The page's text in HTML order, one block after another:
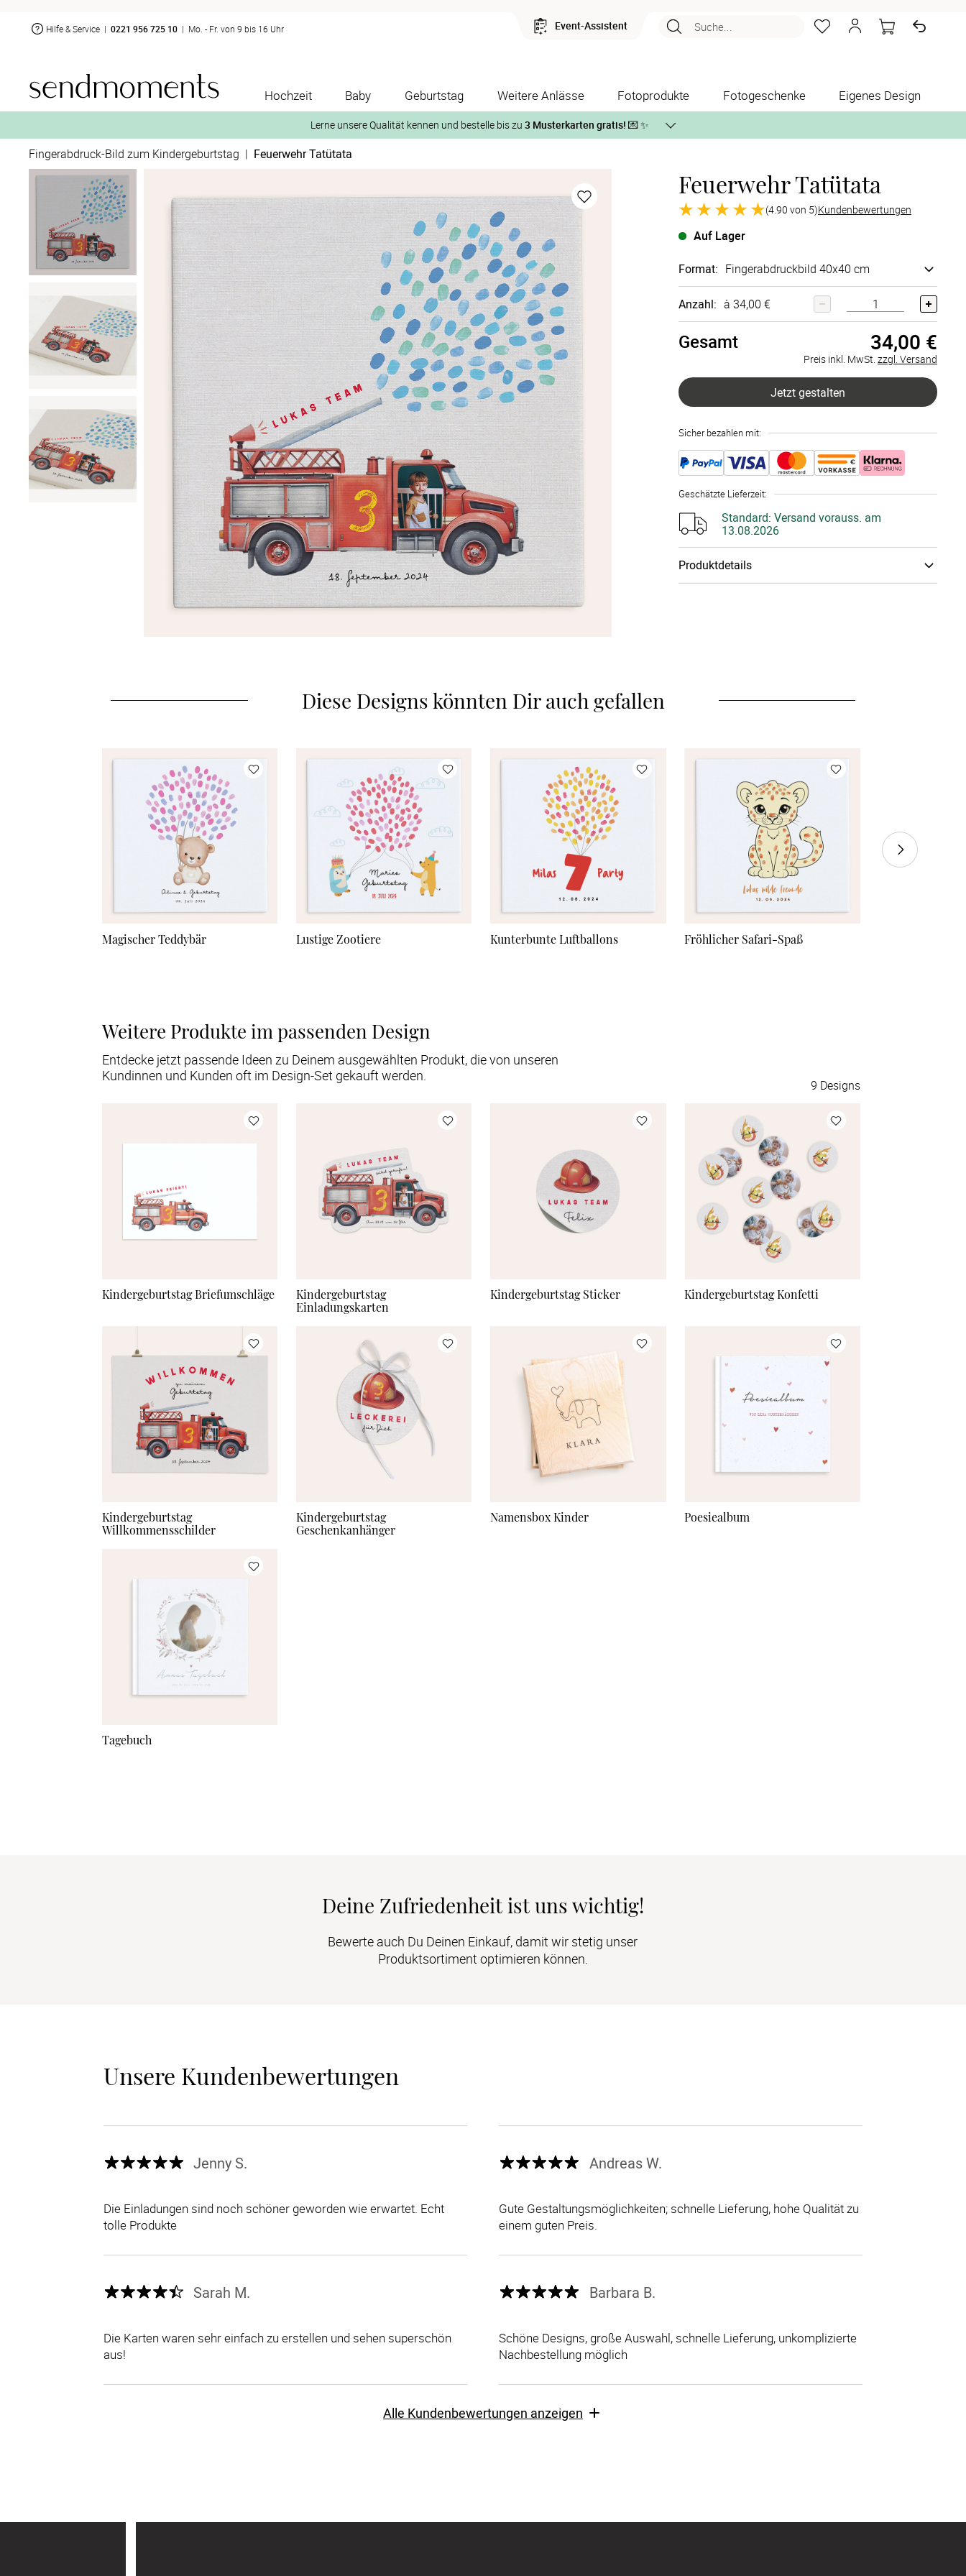
Hilfe & Service | 0221 956 725 10 | Mo. - Fr. von 9 bis 16 Uhr Event-Assistent Suche...
Hochzeit Baby Geburtstag Weitere Anlässe Fotoprodukte Fotogeschenke Eigenes Design
Lerne unsere Qualität kennen und bestelle bis zu 3 Musterkarten gratis! 💌 ✨
2. Aktiviere „kostenlose Musterkarte“
auf der jeweiligen Produktseite und lasse Dir die Karten kostenlos per Post zusenden.
Fingerabdruck-Bild zum Kindergeburtstag | Feuerwehr Tatütata
Feuerwehr Tatütata
(4.90 von 5)Kundenbewertungen
Auf Lager
Format: Finger­abdruck­bild 40x40 cm
40x40 cm
abdruck­
30x30 cm
Anzahl: à 34,00 €
Gesamt 34,00 €
Preis inkl. MwSt. zzgl. Versand
Jetzt gestalten
Sicher bezahlen mit:
Geschätzte Lieferzeit:
Standard: Versand vorauss. am
13.08.2026
Produktdetails
Diese Designs könnten Dir auch gefallen
Magischer Teddybär Lustige Zootiere Kunterbunte Luftballons Fröhlicher Safari-Spaß
Weitere Produkte im passenden Design
Entdecke jetzt passende Ideen zu Deinem ausgewählten Produkt, die von unseren
Kundinnen und Kunden oft im Design-Set gekauft werden.
9 Designs
Kindergeburtstag Briefumschläge
Kindergeburtstag
Einladungskarten
Kindergeburtstag Sticker Kindergeburtstag Konfetti
Kindergeburtstag
Willkommensschilder
Kindergeburtstag
Geschenkanhänger
Namensbox Kinder Poesiealbum
Tagebuch
Deine Zufriedenheit ist uns wichtig!
Bewerte auch Du Deinen Einkauf, damit wir stetig unser
Produktsortiment optimieren können.
Unsere Kundenbewertungen
Jenny S.
Die Einladungen sind noch schöner geworden wie erwartet. Echt
tolle Produkte
Andreas W.
Gute Gestaltungsmöglichkeiten; schnelle Lieferung, hohe Qualität zu
einem guten Preis.
Sarah M.
Die Karten waren sehr einfach zu erstellen und sehen superschön
aus!
Barbara B.
Schöne Designs, große Auswahl, schnelle Lieferung, unkomplizierte
Nachbestellung möglich
Alle Kundenbewertungen anzeigen